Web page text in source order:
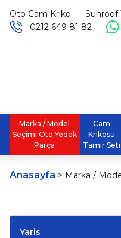
Oto Cam Kriko Sunroof
0212 649 81 82
Marka / Model
Seçimi Oto Yedek
Parça
Cam
Krikosu
Tamir Seti
Anasayfa Marka /
Yaris